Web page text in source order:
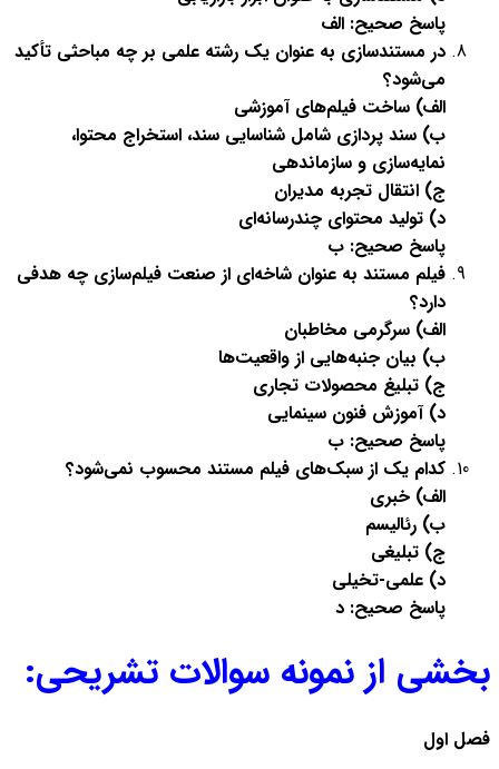
پاسخ صحیح: الف
در مستندسازی به عنوان یک رشته علمی بر چه مباحثی تأکید
می‌شود؟
الف) ساخت فیلم‌های آموزشی
ب) سند پردازی شامل شناسایی سند، استخراج محتوا،
نمایه‌سازی و سازماندهی
ج) انتقال تجربه مدیران
د) تولید محتوای چندرسانه‌ای
پاسخ صحیح: ب
فیلم مستند به عنوان شاخه‌ای از صنعت فیلم‌سازی چه هدفی
دارد؟
الف) سرگرمی مخاطبان
ب) بیان جنبه‌هایی از واقعیت‌ها
ج) تبلیغ محصولات تجاری
د) آموزش فنون سینمایی
پاسخ صحیح: ب
کدام یک از سبک‌های فیلم مستند محسوب نمی‌شود؟
الف) خبری
ب) رئالیسم
ج) تبلیغی
د) علمی-تخیلی
پاسخ صحیح: د
بخشی از نمونه سوالات تشریحی:
فصل اول